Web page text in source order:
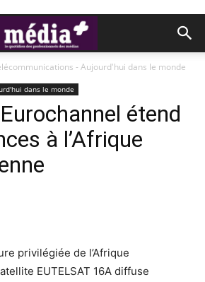
- Aujourd'hui dans le monde
dans le monde
étend
à l’Afrique
privilégiée de l’Afrique
EUTELSAT 16A diffuse